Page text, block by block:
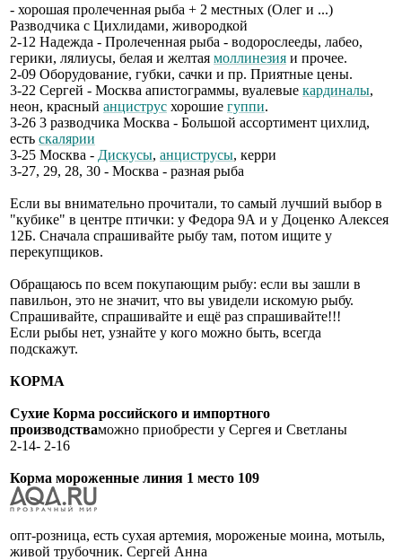
- хорошая пролеченная рыба + 2 местных (Олег и ...)
Разводчика с Цихлидами, живородкой
2-12 Надежда - Пролеченная рыба - водорослееды, лабео,
герики, лялиусы, белая и желтая моллинезия и прочее.
2-09 Оборудование, губки, сачки и пр. Приятные цены.
3-22 Сергей - Москва апистограммы, вуалевые кардиналы,
неон, красный анциструс хорошие гуппи.
3-26 3 разводчика Москва - Большой ассортимент цихлид,
есть скалярии
3-25 Москва - Дискусы, анциструсы, керри
3-27, 29, 28, 30 - Москва - разная рыба
Если вы внимательно прочитали, то самый лучший выбор в
"кубике" в центре птички: у Федора 9А и у Доценко Алексея
12Б. Сначала спрашивайте рыбу там, потом ищите у
перекупщиков.
Обращаюсь по всем покупающим рыбу: если вы зашли в
павильон, это не значит, что вы увидели искомую рыбу.
Спрашивайте, спрашивайте и ещё раз спрашивайте!!!
Если рыбы нет, узнайте у кого можно быть, всегда
подскажут.
КОРМА
Сухие Корма российского и импортного
производстваможно приобрести у Сергея и Светланы
2-14- 2-16
Корма мороженные линия 1 место 109
опт-розница, есть сухая артемия, мороженые моина, мотыль,
живой трубочник. Сергей Анна